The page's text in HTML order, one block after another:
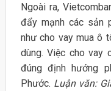
Ngoài ra,
đẩy mạnh các sản
như cho vay mua ô
dùng. Việc cho vay
đúng định hướng
Phước. Luận văn: